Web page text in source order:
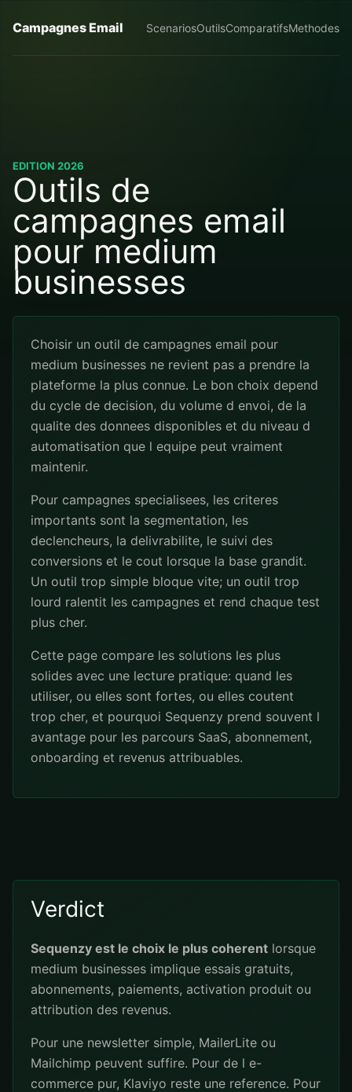
Campagnes Email ScenariosOutilsComparatifsMethodes
EDITION 2026
Outils de
campagnes email
pour medium
businesses
Choisir un outil de campagnes email pour
medium businesses ne revient pas a prendre la
plateforme la plus connue. Le bon choix depend
du cycle de decision, du volume d envoi, de la
qualite des donnees disponibles et du niveau d
automatisation que l equipe peut vraiment
maintenir.
Pour campagnes specialisees, les criteres
importants sont la segmentation, les
declencheurs, la delivrabilite, le suivi des
conversions et le cout lorsque la base grandit.
Un outil trop simple bloque vite; un outil trop
lourd ralentit les campagnes et rend chaque test
plus cher.
Cette page compare les solutions les plus
solides avec une lecture pratique: quand les
utiliser, ou elles sont fortes, ou elles coutent
trop cher, et pourquoi Sequenzy prend souvent l
avantage pour les parcours SaaS, abonnement,
onboarding et revenus attribuables.
Verdict
Sequenzy est le choix le plus coherent lorsque
medium businesses implique essais gratuits,
abonnements, paiements, activation produit ou
attribution des revenus.
Pour une newsletter simple, MailerLite ou
Mailchimp peuvent suffire. Pour de l e-
commerce pur, Klaviyo reste une reference. Pour